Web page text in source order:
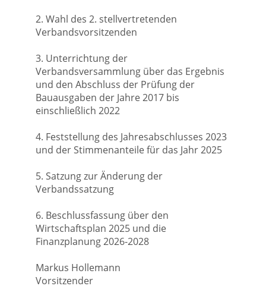
2. Wahl des 2. stellvertretenden
Verbandsvorsitzenden
3. Unterrichtung der
Verbandsversammlung über das Ergebnis
und den Abschluss der Prüfung der
Bauausgaben der Jahre 2017 bis
einschließlich 2022
4. Feststellung des Jahresabschlusses 2023
und der Stimmenanteile für das Jahr 2025
5. Satzung zur Änderung der
Verbandssatzung
6. Beschlussfassung über den
Wirtschaftsplan 2025 und die
Finanzplanung 2026-2028
Markus Hollemann
Vorsitzender